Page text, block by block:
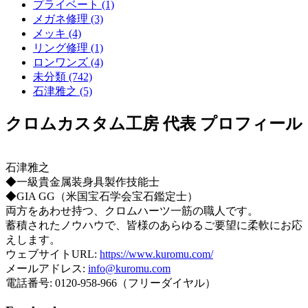
プライベート (1)
メガネ修理 (3)
メッキ (4)
リング修理 (1)
ロンワンズ (4)
未分類 (742)
石津雅之 (5)
クロムカスタム工房 代表 プロフィール
石津雅之
◆一級貴金属装身具製作技能士
◆GIA GG（米国宝石学会宝石鑑定士）
両方をあわせ持つ、クロムハーツ一筋の職人です。
蓄積されたノウハウで、皆様のあらゆるご要望に柔軟にお応
えします。
ウェブサイトURL: https://www.kuromu.com/
メールアドレス: info@kuromu.com
電話番号: 0120-958-966（フリーダイヤル）